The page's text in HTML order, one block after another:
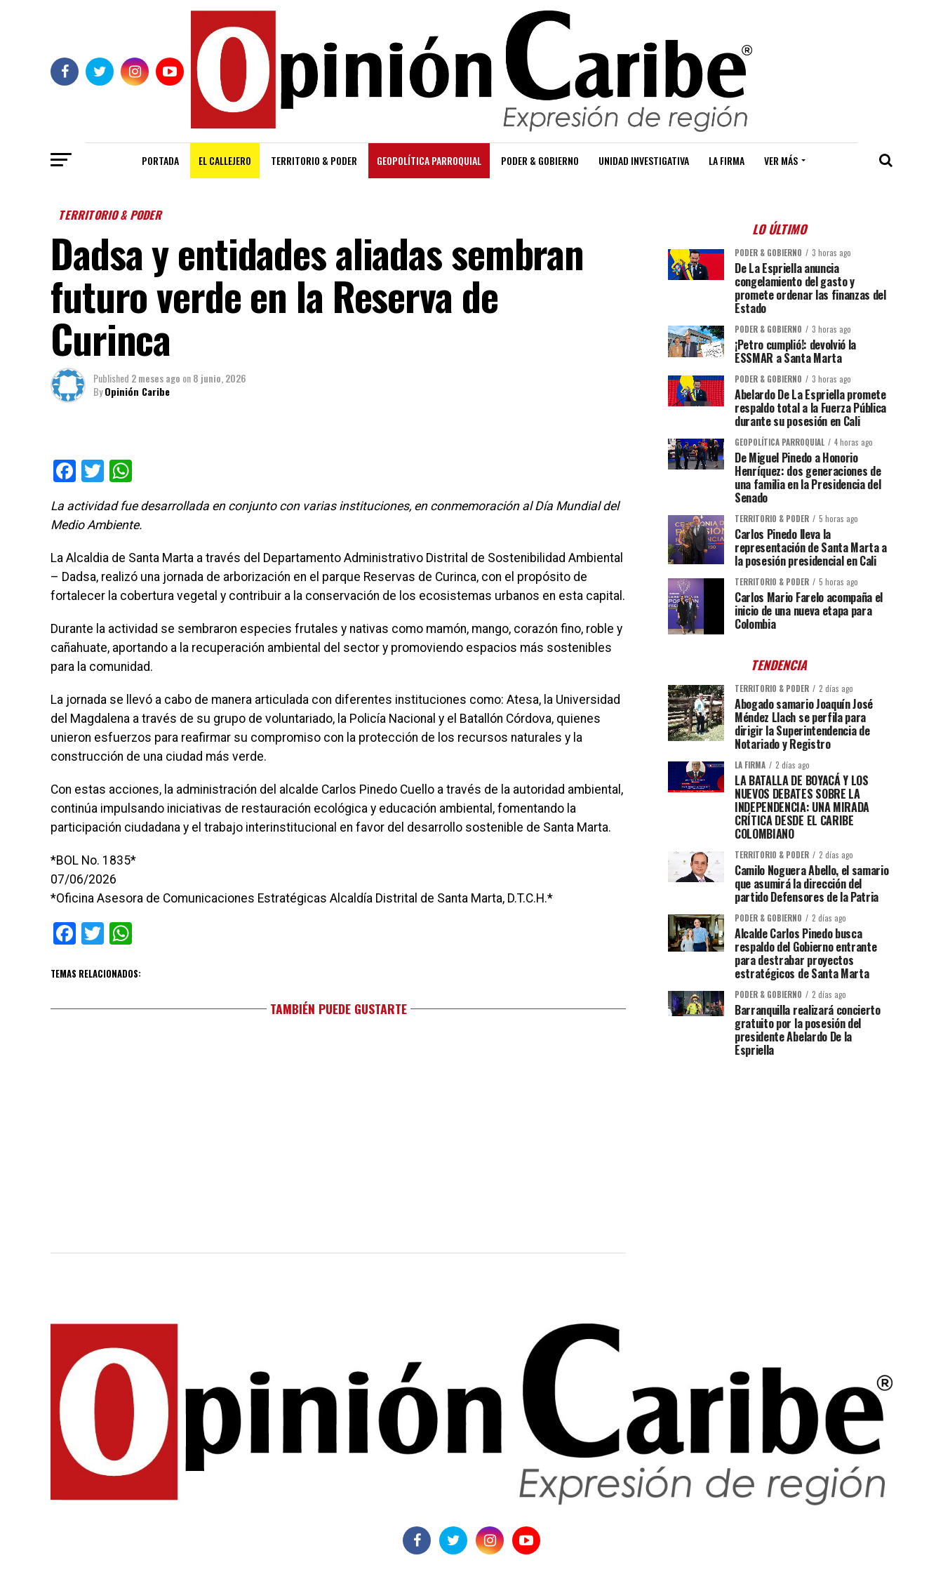
PORTADA EL CALLEJERO TERRITORIO & PODER GEOPOLÍTICA PARROQUIAL PODER & GOBIERNO UNIDAD INVESTIGATIVA LA FIRMA VER MÁS
TERRITORIO & PODER
Dadsa y entidades aliadas sembran
futuro verde en la Reserva de
Curinca
Published 2 meses ago on8 junio, 2026
ByOpinión Caribe
Facebook
Twitter
La actividad fue desarrollada en conjunto con varias instituciones, en conmemoración al Día Mundial del
Medio Ambiente.
La Alcaldia de Santa Marta a través del Departamento Administrativo Distrital de Sostenibilidad Ambiental
– Dadsa, realizó una jornada de arborización en el parque Reservas de Curinca, con el propósito de
fortalecer la cobertura vegetal y contribuir a la conservación de los ecosistemas urbanos en esta capital.
Durante la actividad se sembraron especies frutales y nativas como mamón, mango, corazón fino, roble y
cañahuate, aportando a la recuperación ambiental del sector y promoviendo espacios más sostenibles
para la comunidad.
La jornada se llevó a cabo de manera articulada con diferentes instituciones como: Atesa, la Universidad
del Magdalena a través de su grupo de voluntariado, la Policía Nacional y el Batallón Córdova, quienes
unieron esfuerzos para reafirmar su compromiso con la protección de los recursos naturales y la
construcción de una ciudad más verde.
Con estas acciones, la administración del alcalde Carlos Pinedo Cuello a través de la autoridad ambiental,
continúa impulsando iniciativas de restauración ecológica y educación ambiental, fomentando la
participación ciudadana y el trabajo interinstitucional en favor del desarrollo sostenible de Santa Marta.
*BOL No. 1835*
07/06/2026
*Oficina Asesora de Comunicaciones Estratégicas Alcaldía Distrital de Santa Marta, D.T.C.H.*
Facebook
Twitter
TEMAS RELACIONADOS:
TAMBIÉN PUEDE GUSTARTE
LO ÚLTIMO
PODER & GOBIERNO 3 horas ago
De La Espriella anuncia
congelamiento del gasto y
promete ordenar las finanzas del
Estado
PODER & GOBIERNO 3 horas ago
¡Petro cumplió!: devolvió la
ESSMAR a Santa Marta
PODER & GOBIERNO 3 horas ago
Abelardo De La Espriella promete
respaldo total a la Fuerza Pública
durante su posesión en Cali
GEOPOLÍTICA PARROQUIAL 4 horas ago
De Miguel Pinedo a Honorio
Henríquez: dos generaciones de
una familia en la Presidencia del
Senado
TERRITORIO & PODER 5 horas ago
Carlos Pinedo lleva la
representación de Santa Marta a
la posesión presidencial en Cali
TERRITORIO & PODER 5 horas ago
Carlos Mario Farelo acompaña el
inicio de una nueva etapa para
Colombia
TENDENCIA
TERRITORIO & PODER 2 días ago
Abogado samario Joaquín José
Méndez Llach se perfila para
dirigir la Superintendencia de
Notariado y Registro
LA FIRMA 2 días ago
LA BATALLA DE BOYACÁ Y LOS
NUEVOS DEBATES SOBRE LA
INDEPENDENCIA: UNA MIRADA
CRÍTICA DESDE EL CARIBE
COLOMBIANO
TERRITORIO & PODER 2 días ago
Camilo Noguera Abello, el samario
que asumirá la dirección del
partido Defensores de la Patria
PODER & GOBIERNO 2 días ago
Alcalde Carlos Pinedo busca
respaldo del Gobierno entrante
para destrabar proyectos
estratégicos de Santa Marta
PODER & GOBIERNO 2 días ago
Barranquilla realizará concierto
gratuito por la posesión del
presidente Abelardo De la
Espriella